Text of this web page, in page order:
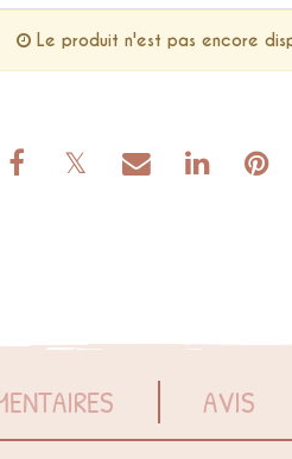
Le produit n'est pas encore
AVIS